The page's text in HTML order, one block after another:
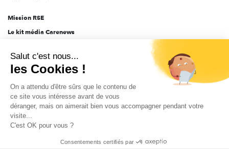
Mission RSE
Le kit média Carenews
AEF info
Novethic
PRODURABLE
Inclusiv Day
Données personnelles Mentions légales 2025-2026 Tout droits réservés
Salut c'est nous...
les Cookies !
On a attendu d'être sûrs que le contenu de
ce site vous intéresse avant de vous
déranger, mais on aimerait bien vous accompagner pendant votre
visite...
C'est OK pour vous ?
Consentements certifiés par